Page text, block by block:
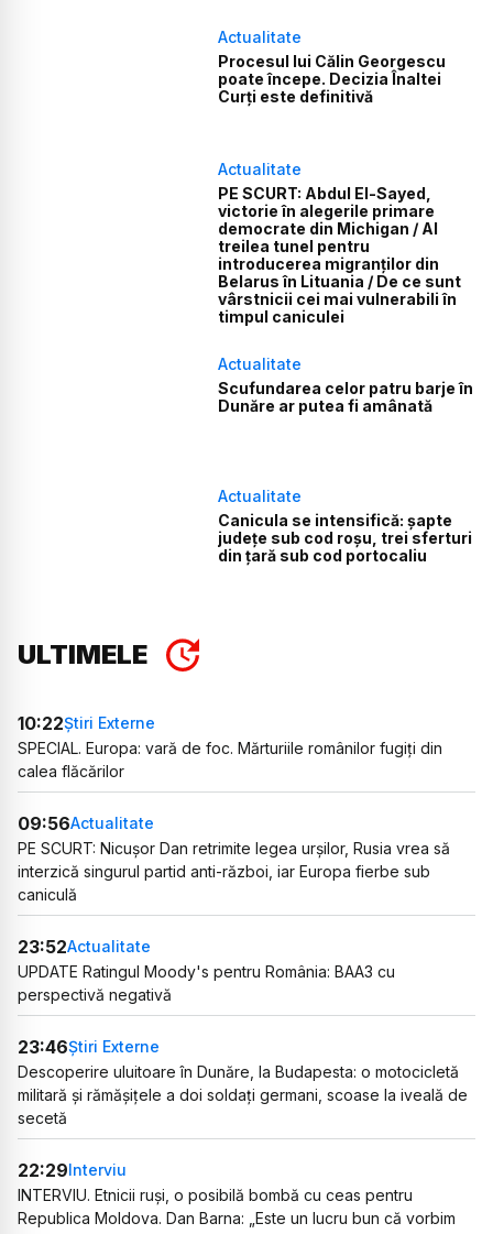
Actualitate
Procesul lui Călin Georgescu
poate începe. Decizia Înaltei
Curți este definitivă
Actualitate
PE SCURT: Abdul El-Sayed,
victorie în alegerile primare
democrate din Michigan / Al
treilea tunel pentru
introducerea migranților din
Belarus în Lituania / De ce sunt
vârstnicii cei mai vulnerabili în
timpul caniculei
Actualitate
Scufundarea celor patru barje în
Dunăre ar putea fi amânată
Actualitate
Canicula se intensifică: șapte
județe sub cod roșu, trei sferturi
din țară sub cod portocaliu
ULTIMELE
10:22Știri Externe
SPECIAL. Europa: vară de foc. Mărturiile românilor fugiți din
calea flăcărilor
09:56Actualitate
PE SCURT: Nicușor Dan retrimite legea urșilor, Rusia vrea să
interzică singurul partid anti-război, iar Europa fierbe sub
caniculă
23:52Actualitate
UPDATE Ratingul Moody's pentru România: BAA3 cu
perspectivă negativă
23:46Știri Externe
Descoperire uluitoare în Dunăre, la Budapesta: o motocicletă
militară și rămășițele a doi soldați germani, scoase la iveală de
secetă
22:29Interviu
INTERVIU. Etnicii ruși, o posibilă bombă cu ceas pentru
Republica Moldova. Dan Barna: „Este un lucru bun că vorbim